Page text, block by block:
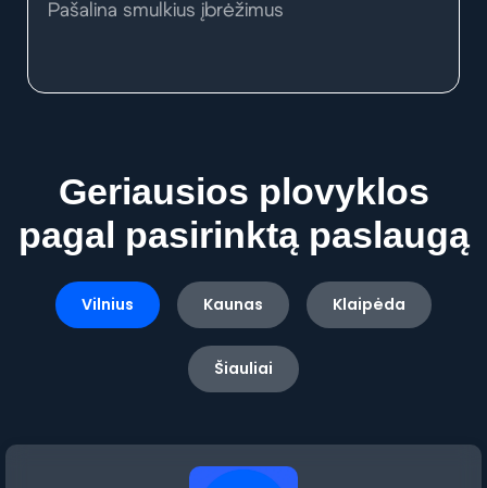
Pašalina smulkius įbrėžimus
Geriausios plovyklos
pagal pasirinktą paslaugą
Vilnius Kaunas Klaipėda
Šiauliai